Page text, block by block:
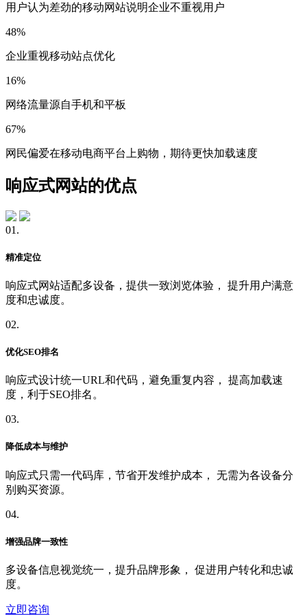
用户认为差劲的移动网站说明企业不重视用户
48%
企业重视移动站点优化
16%
网络流量源自手机和平板
67%
网民偏爱在移动电商平台上购物，期待更快加载速度
响应式网站的优点
01.
精准定位
响应式网站适配多设备，提供一致浏览体验， 提升用户满意
度和忠诚度。
02.
优化SEO排名
响应式设计统一URL和代码，避免重复内容， 提高加载速
度，利于SEO排名。
03.
降低成本与维护
响应式只需一代码库，节省开发维护成本， 无需为各设备分
别购买资源。
04.
增强品牌一致性
多设备信息视觉统一，提升品牌形象， 促进用户转化和忠诚
度。
立即咨询